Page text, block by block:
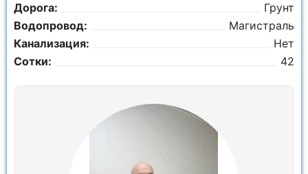
Дорога:
Грунт
Водопровод:
Магистраль
Канализация:
Нет
Сотки:
42